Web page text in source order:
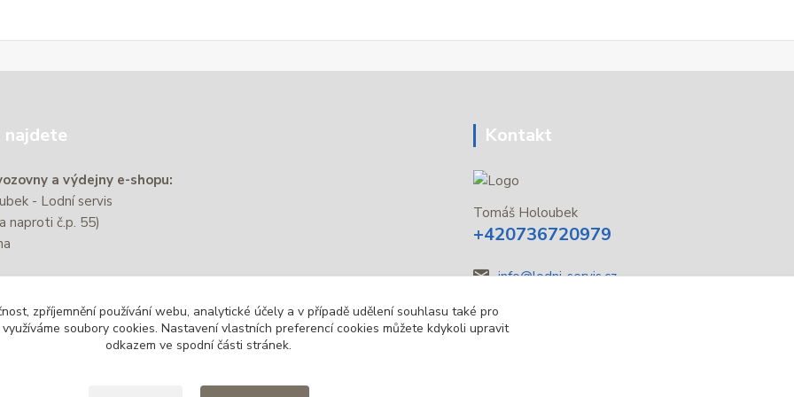
najdete
a výdejny e-shopu:
- Lodní servis
naproti č.p. 55)
Zbýšov-Městský
Kontakt
Tomáš Holoubek
+420736720979
info@lodni-servis.cz
zpříjemnění používání webu, analytické účely a v případě udělení souhlasu také pro
soubory cookies. Nastavení vlastních preferencí cookies můžete kdykoli upravit
odkazem ve spodní části stránek.